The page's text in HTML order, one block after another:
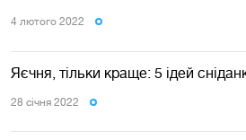
4 лютого 2022
Яєчня, тільки краще: 5 ідей
28 сiчня 2022